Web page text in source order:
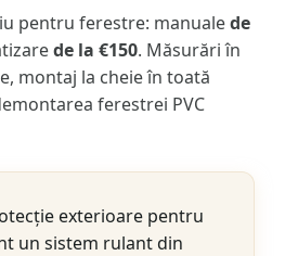
pentru ferestre: manualede
de la €150. Măsurări în
montaj la cheie în toată
ferestrei PVC
exterioare pentru
un sistem rulant din